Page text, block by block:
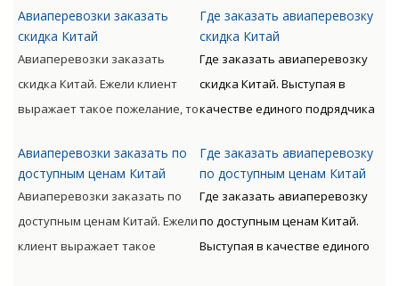
получателю.
материальные ценности могут
сопровождаться от
непосредственного
отправителя к
непосредственному
получателю.
Авиаперевозки заказать
скидка Китай
Авиаперевозки заказать
скидка Китай. Ежели клиент
выражает такое пожелание, то
ценности могут
сопровождаться от
непосредственного
отправителя к
непосредственному
Авиаперевозки заказать по
доступным ценам Китай
Авиаперевозки заказать по
доступным ценам Китай. Ежели
клиент выражает такое
грузов авиа по всему миру с
следующим таможенным
оформлением предлагает
Клиенту оптимизацию
денежных и временных
расходов.
Где заказать авиаперевозку
скидка Китай
Где заказать авиаперевозку
скидка Китай. Выступая в
качестве единого подрядчика
всему миру с следующим
таможенным оформлением
предлагает Клиенту
оптимизацию денежных и
временных расходов.
Где заказать авиаперевозку
по доступным ценам Китай
Где заказать авиаперевозку
по доступным ценам Китай.
Выступая в качестве единого